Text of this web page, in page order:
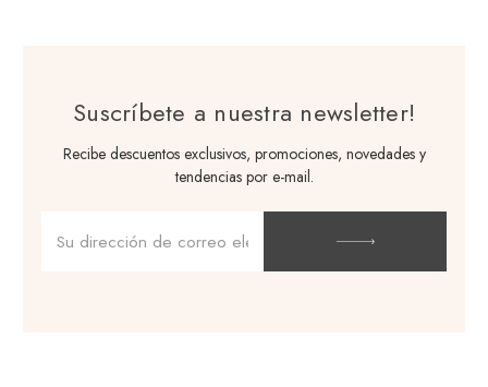
Suscríbete a nuestra newsletter!
Recibe descuentos exclusivos, promociones, novedades y
tendencias por e-mail.
de
correo